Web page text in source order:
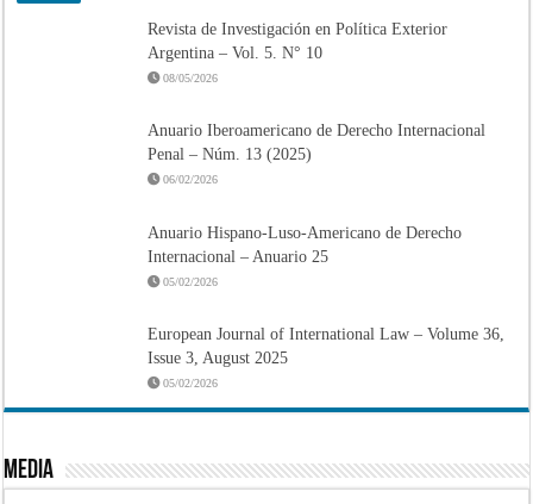
Revista de Investigación en Política Exterior
Argentina – Vol. 5. N° 10
08/05/2026
Anuario Iberoamericano de Derecho Internacional
Penal – Núm. 13 (2025)
06/02/2026
Anuario Hispano-Luso-Americano de Derecho
Internacional – Anuario 25
05/02/2026
European Journal of International Law – Volume 36,
Issue 3, August 2025
05/02/2026
Media